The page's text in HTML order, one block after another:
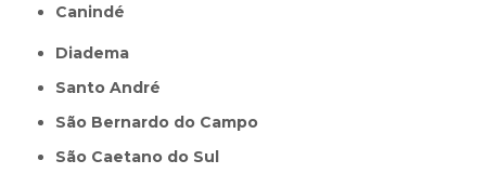
Canindé
Diadema
Santo André
São Bernardo do Campo
São Caetano do Sul